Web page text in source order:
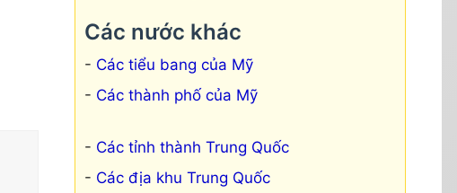
Các nước khác
Các tiểu bang của Mỹ
Các thành phố của Mỹ
Các tỉnh thành Trung Quốc
Các địa khu Trung Quốc